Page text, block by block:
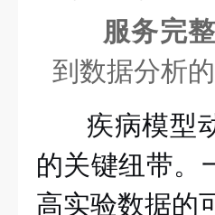
服务完
到数据分析
疾病模型
的关键纽带。
高实验数据的